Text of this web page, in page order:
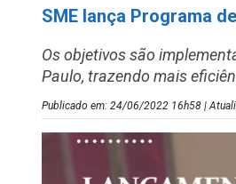
SME lança Programa
Os objetivos são
Paulo, trazendo mais
Publicado em: 24/06/2022 16h58 |